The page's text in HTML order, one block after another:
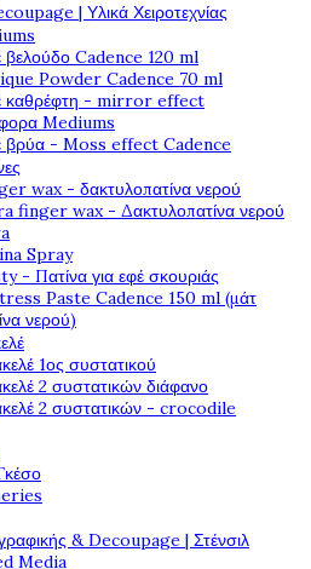
| Υλικά Χειροτεχνίας
βελούδο Cadence 120 ml
Powder Cadence 70 ml
καθρέφτη - mirror effect
Mediums
βρύα - Moss effect Cadence
wax - δακτυλοπατίνα νερού
finger wax - Δακτυλοπατίνα νερού
Spray
- Πατίνα για εφέ σκουριάς
Paste Cadence 150 ml (μάτ
νερού)
1ος συστατικού
2 συστατικών διάφανο
2 συστατικών - crocodile
& Decoupage | Στένσιλ
Media